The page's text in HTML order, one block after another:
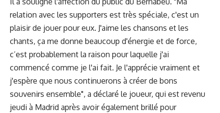
relation avec les supporters est très spéciale, c'est un
plaisir de jouer pour eux. J'aime les chansons et les
chants, ça me donne beaucoup d'énergie et de force,
c’est probablement la raison pour laquelle j'ai
commencé comme je l'ai fait. Je l'apprécie vraiment et
j'espère que nous continuerons à créer de bons
souvenirs ensemble", a déclaré le joueur, qui est revenu
jeudi à Madrid après avoir également brillé pour